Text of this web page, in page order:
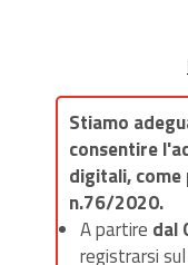
Stiamo
consentire
digitali,
n.76/2020.
A partire dal
registrarsi